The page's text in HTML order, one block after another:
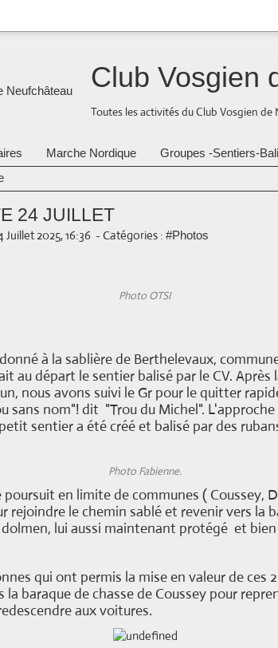
Club Vosgien
Toutes les activités du Club Vosgien de
Marche Nordique Groupes -Sentiers-
24 JUILLET
Juillet 2025, 16:36 - Catégories : #Photos
Photo OTSI
à la sablière de Berthelevaux,
au départ le sentier balisé par le CV. Après
nous avons suivi le Gr pour le quitter
sans nom"! dit "Trou du Michel".
sentier a été créé et balisé par des
Photo Fabienne.
poursuit en limite de communes ( Coussey,
rejoindre le chemin sablé et revenir vers la
lui aussi maintenant protégé et
qui ont permis la mise en valeur de ces
la baraque de chasse de Coussey pour
aux voitures.